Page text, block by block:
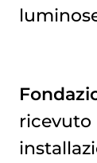
ricevuto